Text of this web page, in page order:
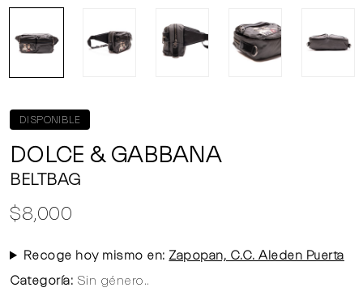
DISPONIBLE
DOLCE & GABBANA
BELTBAG
$8,000
Recoge hoy mismo en: Zapopan, C.C. Aleden Puerta
Categoría: Sin género..